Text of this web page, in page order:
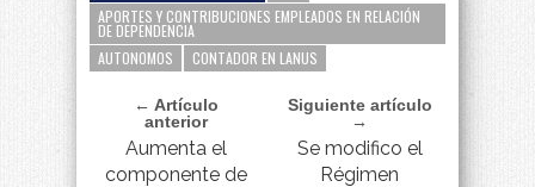
APORTES Y CONTRIBUCIONES EMPLEADOS EN RELACIÓN
DE DEPENDENCIA
AUTONOMOS
CONTADOR EN LANUS
← Artículo
anterior
Aumenta el
componente de
Siguiente artículo
→
Se modifico el
Régimen